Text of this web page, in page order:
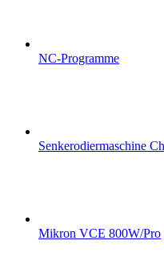
NC-Programme
Senkerodiermaschine
Mikron VCE 800W/Pro